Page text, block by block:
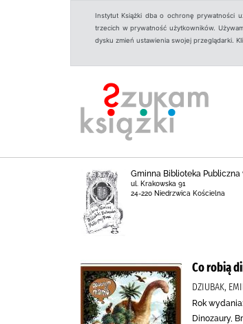
Instytut Książki dba o ochronę prywatności
trzecich w prywatność użytkowników.
dysku zmień ustawienia swojej przeglądarki.
Gminna Biblioteka
ul. Krakowska 91
24-220 Niedrzwica Kościelna
Co robią
DZIUBAK,
Rok
Dinozaury,